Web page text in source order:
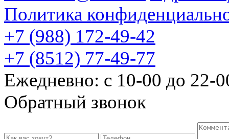
Политика
+7 (988) 172-49-42
+7 (8512) 77-49-77
Ежедневно: с 10-00 до 22-
Обратный звонок